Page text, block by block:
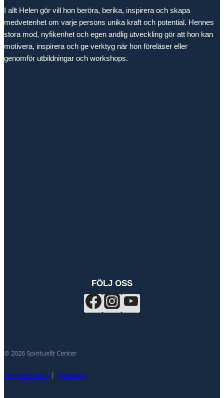
I allt Helen gör vill hon beröra, berika, inspirera och skapa
medvetenhet om varje persons unika kraft och potential. Hennes
stora mod, nyfikenhet och egen andlig utveckling gör att hon kan
motivera, inspirera och ge verktyg när hon föreläser eller
genomför utbildningar och workshops.
FÖLJ OSS
© 2026 Spirituellt Center
Integritetspolicy Köpvillkor